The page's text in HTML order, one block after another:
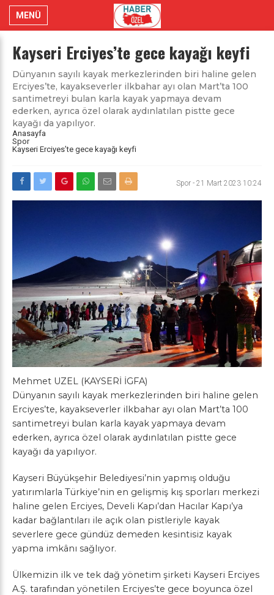
MENÜ
Kayseri Erciyes’te gece kayağı keyfi
Dünyanın sayılı kayak merkezlerinden biri haline gelen
Erciyes’te, kayakseverler ilkbahar ayı olan Mart’ta 100
santimetreyi bulan karla kayak yapmaya devam
ederken, ayrıca özel olarak aydınlatılan pistte gece
kayağı da yapılıyor.
Anasayfa
Spor
Kayseri Erciyes’te gece kayağı keyfi
Spor - 21 Mart 2023 10:24
Mehmet UZEL (KAYSERİ İGFA)
Dünyanın sayılı kayak merkezlerinden biri haline gelen
Erciyes’te, kayakseverler ilkbahar ayı olan Mart’ta 100
santimetreyi bulan karla kayak yapmaya devam
ederken, ayrıca özel olarak aydınlatılan pistte gece
kayağı da yapılıyor.
Kayseri Büyükşehir Belediyesi’nin yapmış olduğu
yatırımlarla Türkiye’nin en gelişmiş kış sporları merkezi
haline gelen Erciyes, Develi Kapı’dan Hacılar Kapı’ya
kadar bağlantıları ile açık olan pistleriyle kayak
severlere gece gündüz demeden kesintisiz kayak
yapma imkânı sağlıyor.
Ülkemizin ilk ve tek dağ yönetim şirketi Kayseri Erciyes
A.Ş. tarafından yönetilen Erciyes’te gece boyunca özel